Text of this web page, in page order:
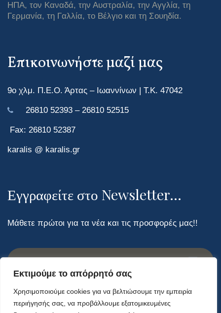
Εκτιμούμε το απόρρητό σας
Χρησιμοποιούμε cookies για να βελτιώσουμε την εμπειρία
περιήγησής σας, να προβάλλουμε εξατομικευμένες
ΗΠΑ, τον Καναδά, την Αυστραλία, την Αγγλία, τη
Γερμανία, τη Γαλλία, το Βέλγιο και τη Σουηδία.
Επικοινωνήστε μαζί μας
9ο χλμ. Π.Ε.Ο. Άρτας – Ιωαννίνων | Τ.Κ. 47042
26810 52393 – 26810 52515
Fax: 26810 52387
karalis @ karalis.gr
Εγγραφείτε στο Newsletter...
Μάθετε πρώτοι για τα νέα και τις προσφορές μας!!